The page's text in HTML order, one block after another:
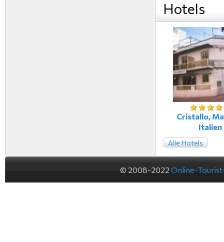
Hotels
Cristallo,
Italien
Alle Hotels
© 2008-2022 Online-